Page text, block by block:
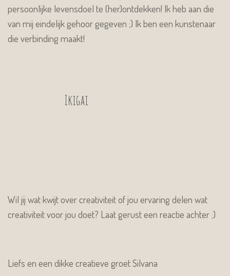
persoonlijke levensdoel te (her)ontdekken! Ik heb aan die
van mij eindelijk gehoor gegeven ;) Ik ben een kunstenaar
die verbinding maakt!
Ikigai
Wil jij wat kwijt over creativiteit of jou ervaring delen wat
creativiteit voor jou doet? Laat gerust een reactie achter ;)
Liefs en een dikke creatieve groet Silvana